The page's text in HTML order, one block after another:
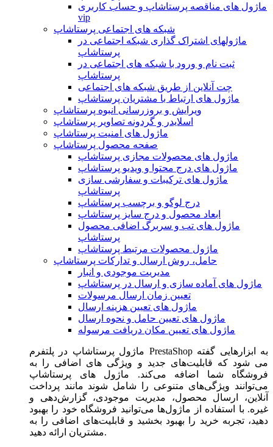
ماژول های مناقصه پرستاشاپ و حساب کاربری
vip
شبکه های اجتماعی پرستاشاپ
ماژولهای اشتراک‌ گذاری شبکه اجتماعی در
پرستاشاپ
ثبت نام و ورود با شبکه های اجتماعی در
پرستاشاپ
چت آنلاین از طریق شبکه های اجتماعی
ماژول های ارتباط با مشتریان پرستاشاپ
ویرایش و بروزرسانی انبوه پرستاشاپ
اسلایدر و گردونه تصاویر پرستاشاپ
ماژول های امنیت پرستاشاپ
صفحه محصول پرستاشاپ
ماژول های محصولات مجازی پرستاشاپ
ماژول های درج محتوا و ویدیو پرستاشاپ
ماژول های ترکیبات و سفارشی سازی
پرستاشاپ
درج لوگو و برچسب پرستاشاپ
ابعاد محصول و درج سایز پرستاشاپ
ماژول های تب و سربرگ اضافی محصول
پرستاشاپ
ماژول محصولات مرتبط پرستاشاپ
حامل، روش ارسال و تدارکات پرستاشاپ
مدیریت موجودی و انبار
ماژول های آماده سازی و ارسال در پرستاشاپ
تعیین زمان ارسال مرسولات
ماژول های تعیین هزینه ارسال
ماژول های تعیین حامل و نحوه ارسال
ماژول های تعیین مکان دریافت مرسوله
ماژول‌ پرستاشاپ در پلتفرم PrestaShop به ابزارهایی گفته
می شود که قابلیت‌های جدید و ویژگی های اضافی را به
فروشگاه شما اضافه می‌کند. ماژول های پرستاشاپ
می‌توانند ویژگی‌های متنوعی را شامل شوند مانند پرداخت
آنلاین، ارسال محصول، مدیریت موجودی، گزارش‌دهی و
غیره. با استفاده از ماژول‌ها می‌توانید فروشگاه خود را بهبود
دهید، تجربه خرید را بهبود بخشید و قابلیت‌های اضافی را به
مشتریان ارائه دهید.